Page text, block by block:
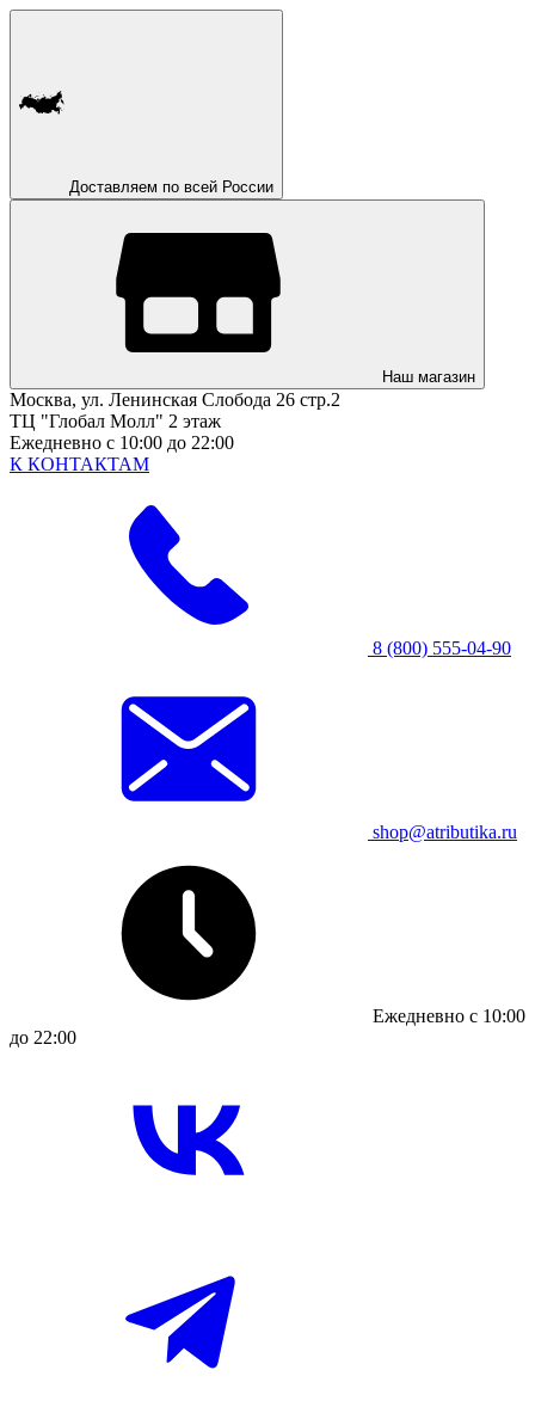
Доставляем по всей России
Наш магазин
Москва, ул. Ленинская Слобода 26 стр.2
ТЦ "Глобал Молл" 2 этаж
Ежедневно с 10:00 до 22:00
К КОНТАКТАМ
8 (800) 555-04-90
shop@atributika.ru
Ежедневно с 10:00
до 22:00